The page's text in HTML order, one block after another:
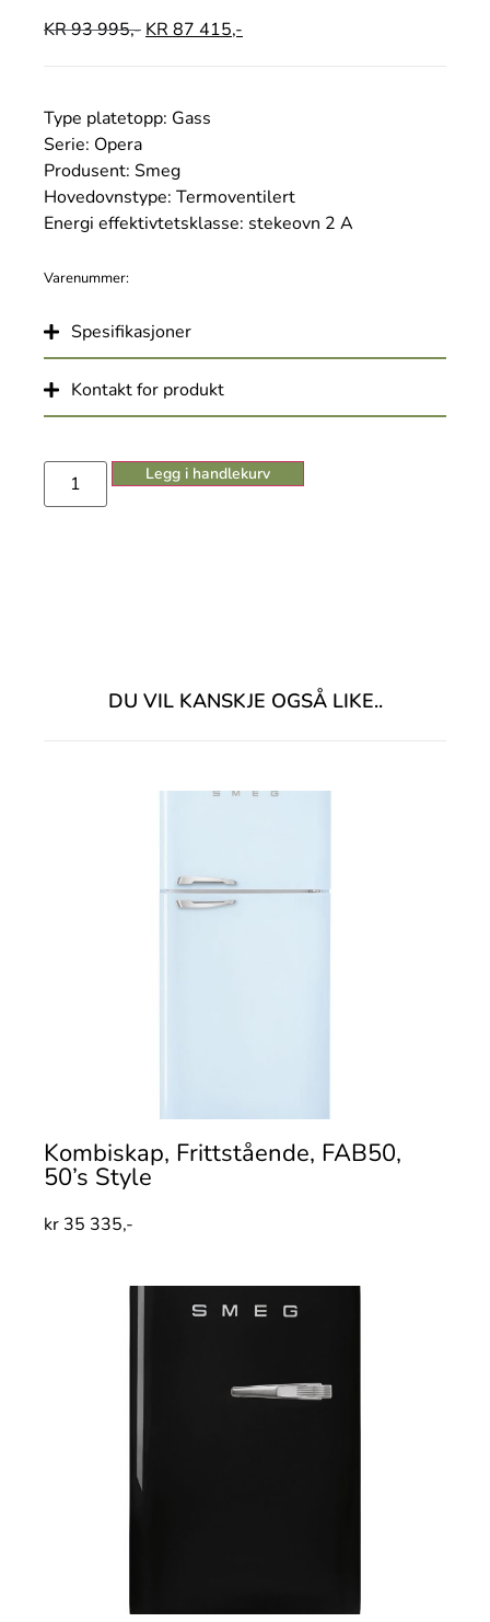
KR93 995,- KR 87 415,-
Type platetopp: Gass
Serie: Opera
Produsent: Smeg
Hovedovnstype: Termoventilert
Energi effektivtetsklasse: stekeovn 2 A
Varenummer:
Spesifikasjoner
Kontakt for produkt
Legg i handlekurv
DU VIL KANSKJE OGSÅ LIKE..
Kombiskap, Frittstående, FAB50,
50’s Style
kr 35 335,-